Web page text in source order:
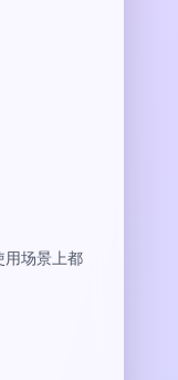
用场景上都